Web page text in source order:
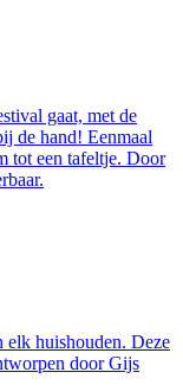
gaat, met de
de hand! Eenmaal
tot een tafeltje. Door
elk huishouden. Deze
door Gijs